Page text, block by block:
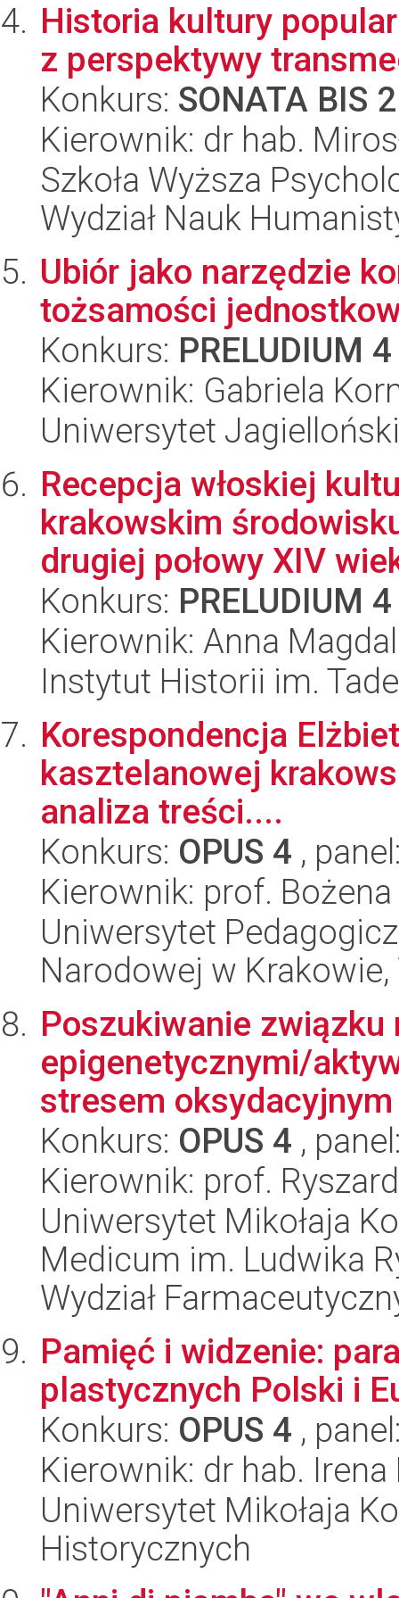
Historia kultury
z perspektywy
Konkurs: SONATA BIS 2
Kierownik: dr hab.
Szkoła Wyższa
Wydział Nauk
Ubiór jako narzędzie
tożsamości
Konkurs: PRELUDIUM 4
Kierownik: Gabriela
Uniwersytet
Recepcja włoskiej
krakowskim
drugiej połowy XIV
Konkurs: PRELUDIUM 4
Kierownik: Anna
Instytut Historii im.
Korespondencja
kasztelanowej
analiza treści....
Konkurs: OPUS 4 ,
Kierownik: prof. Bożena
Uniwersytet
Narodowej w
Poszukiwanie
epigenetycznymi/
stresem
Konkurs: OPUS 4 ,
Kierownik: prof.
Uniwersytet Mikołaja
Medicum im. Ludwika
Wydział
Pamięć i widzenie:
plastycznych Polski i
Konkurs: OPUS 4 ,
Kierownik: dr hab.
Uniwersytet Mikołaja
Historycznych